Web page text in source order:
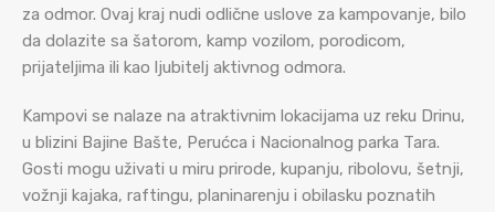
za odmor. Ovaj kraj nudi odlične uslove za kampovanje, bilo
da dolazite sa šatorom, kamp vozilom, porodicom,
prijateljima ili kao ljubitelj aktivnog odmora.
Kampovi se nalaze na atraktivnim lokacijama uz reku Drinu,
u blizini Bajine Bašte, Perućca i Nacionalnog parka Tara.
Gosti mogu uživati u miru prirode, kupanju, ribolovu, šetnji,
vožnji kajaka, raftingu, planinarenju i obilasku poznatih